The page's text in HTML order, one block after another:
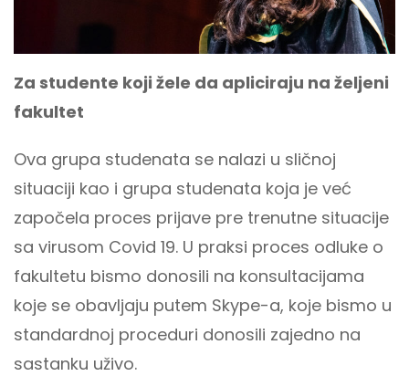
Za studente koji žele da apliciraju na željeni
fakultet
Ova grupa studenata se nalazi u sličnoj
situaciji kao i grupa studenata koja je već
započela proces prijave pre trenutne situacije
sa virusom Covid 19. U praksi proces odluke o
fakultetu bismo donosili na konsultacijama
koje se obavljaju putem Skype-a, koje bismo u
standardnoj proceduri donosili zajedno na
sastanku uživo.